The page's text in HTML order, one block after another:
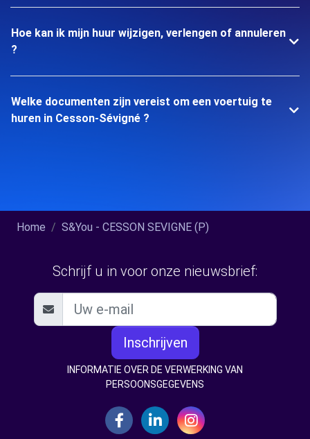
Hoe kan ik mijn huur wijzigen, verlengen of annuleren
?
Welke documenten zijn vereist om een voertuig te
huren in Cesson-Sévigné ?
Home S&You - CESSON SEVIGNE (P)
Schrijf u in voor onze nieuwsbrief:
Inschrijven
INFORMATIE OVER DE VERWERKING VAN
PERSOONSGEGEVENS